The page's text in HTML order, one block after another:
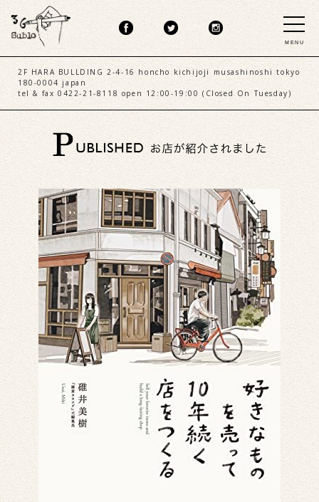
MENU
2F HARA BULLDING 2-4-16 honcho kichijoji musashinoshi tokyo
180-0004 japan
tel & fax 0422-21-8118 open 12:00-19:00 (Closed On Tuesday)